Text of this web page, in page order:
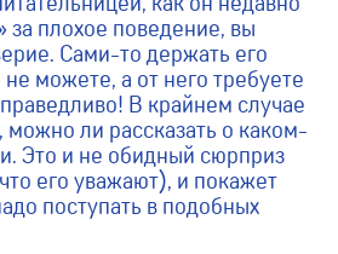
за плохое поведение, вы
Сами-то держать его
можете, а от него требуете
В крайнем случае
ли рассказать о каком-
Это и не обидный сюрприз
его уважают), и покажет
поступать в подобных